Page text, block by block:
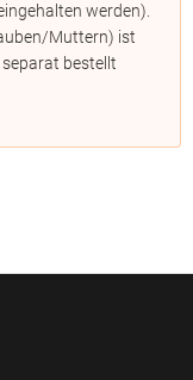
werden).
Muttern) ist
bestellt